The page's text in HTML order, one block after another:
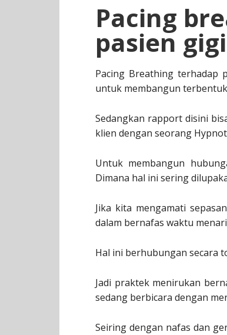
Pacing
pasien gigi
Pacing Breathing terhadap
untuk membangun
Sedangkan rapport disini
klien dengan seorang
Untuk membangun
Dimana hal ini sering
Jika kita mengamati
dalam bernafas waktu
Hal ini berhubungan secara
Jadi praktek menirukan
sedang berbicara dengan
Seiring dengan nafas dan